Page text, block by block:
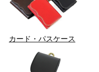
カード・パスケース